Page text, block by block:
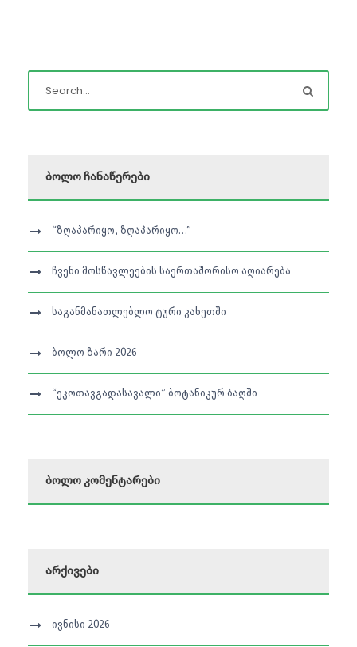
ბოლო ჩანაწერები
“ზღაპარიყო, ზღაპარიყო…”
ჩვენი მოსწავლეების საერთაშორისო აღიარება
საგანმანათლებლო ტური კახეთში
ბოლო ზარი 2026
“ეკოთავგადასავალი” ბოტანიკურ ბაღში
ბოლო კომენტარები
არქივები
ივნისი 2026